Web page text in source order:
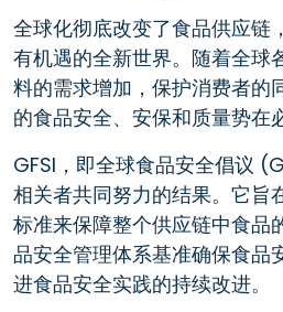
全球化彻底改变了食品供应链
有机遇的全新世界。随着全球
料的需求增加，保护消费者的
的食品安全、安保和质量势在
GFSI，即全球食品安全倡议
相关者共同努力的结果。它旨
标准来保障整个供应链中食品
品安全管理体系基准确保食品
进食品安全实践的持续改进。